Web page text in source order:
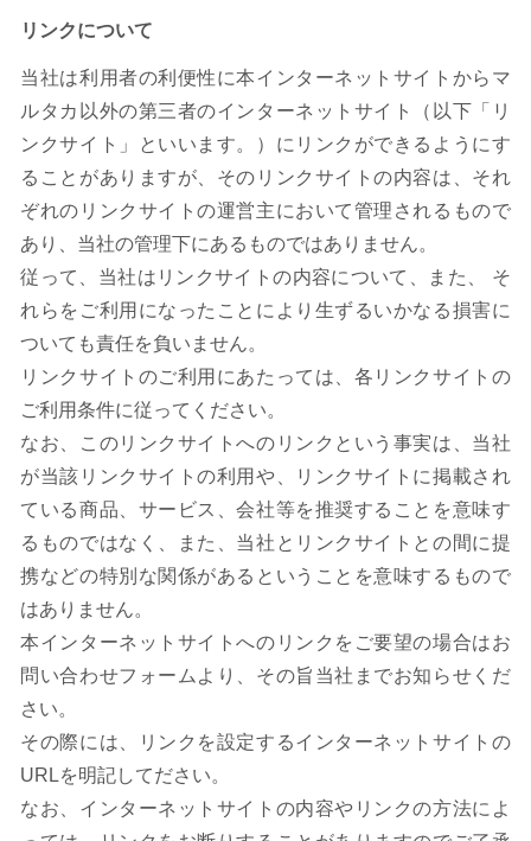
リンクについて
当社は利用者の利便性に本インターネットサイトからマ
ルタカ以外の第三者のインターネットサイト（以下「リ
ンクサイト」といいます。）にリンクができるようにす
ることがありますが、そのリンクサイトの内容は、それ
ぞれのリンクサイトの運営主において管理されるもので
あり、当社の管理下にあるものではありません。
従って、当社はリンクサイトの内容について、また、 そ
れらをご利用になったことにより生ずるいかなる損害に
ついても責任を負いません。
リンクサイトのご利用にあたっては、各リンクサイトの
ご利用条件に従ってください。
なお、このリンクサイトへのリンクという事実は、当社
が当該リンクサイトの利用や、リンクサイトに掲載され
ている商品、サービス、会社等を推奨することを意味す
るものではなく、また、当社とリンクサイトとの間に提
携などの特別な関係があるということを意味するもので
はありません。
本インターネットサイトへのリンクをご要望の場合はお
問い合わせフォームより、その旨当社までお知らせくだ
さい。
その際には、リンクを設定するインターネットサイトの
URLを明記してださい。
なお、インターネットサイトの内容やリンクの方法によ